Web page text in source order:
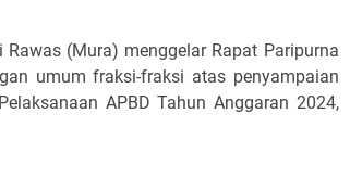
Rawas (Mura) menggelar Rapat Paripurna
umum fraksi-fraksi atas penyampaian
APBD Tahun Anggaran 2024,